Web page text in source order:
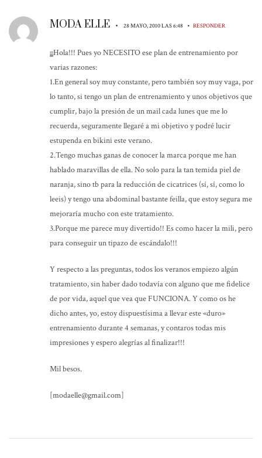
MODA ELLE • 28 MAYO, 2010 LAS 6:48 • RESPONDER
¡¡¡Hola!!! Pues yo NECESITO ese plan de entrenamiento por
varias razones:
1.En general soy muy constante, pero también soy muy vaga, por
lo tanto, si tengo un plan de entrenamiento y unos objetivos que
cumplir, bajo la presión de un mail cada lunes que me lo
recuerda, seguramente llegaré a mi objetivo y podré lucir
estupenda en bikini este verano.
2.Tengo muchas ganas de conocer la marca porque me han
hablado maravillas de ella. No solo para la tan temida piel de
naranja, sino tb para la reducción de cicatrices (sí, sí, como lo
leeis) y tengo una abdominal bastante feilla, que estoy segura me
mejoraría mucho con este tratamiento.
3.Porque me parece muy divertido!! Es como hacer la mili, pero
para conseguir un tipazo de escándalo!!!
Y respecto a las preguntas, todos los veranos empiezo algún
tratamiento, sin haber dado todavía con alguno que me fidelice
de por vida, aquel que vea que FUNCIONA. Y como os he
dicho antes, yo, estoy dispuestísima a llevar este «duro»
entrenamiento durante 4 semanas, y contaros todas mis
impresiones y espero alegrías al finalizar!!!
Mil besos.
[modaelle@gmail.com]